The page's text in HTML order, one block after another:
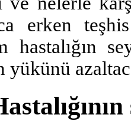
erken
hastalığın
yükünü